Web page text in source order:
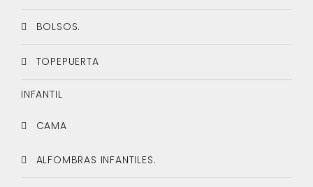
BOLSOS.
TOPEPUERTA
INFANTIL
CAMA
ALFOMBRAS INFANTILES.